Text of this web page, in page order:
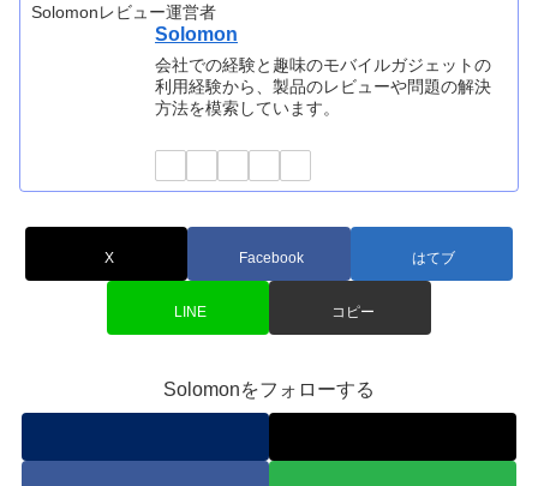
Solomonレビュー運営者
Solomon
会社での経験と趣味のモバイルガジェットの
利用経験から、製品のレビューや問題の解決
方法を模索しています。
X Facebook はてブ
LINE コピー
Solomonをフォローする